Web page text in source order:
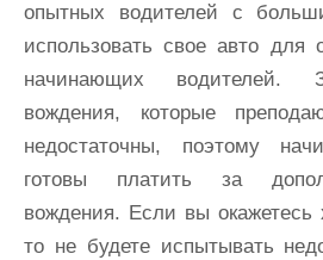
опытных водителей с
использовать свое авто для
начинающих водителей.
вождения, которые
недостаточны, поэтому
готовы платить за
вождения. Если вы
то не будете испытывать